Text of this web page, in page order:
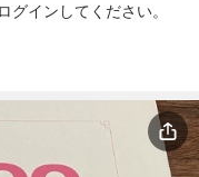
グインしてください。